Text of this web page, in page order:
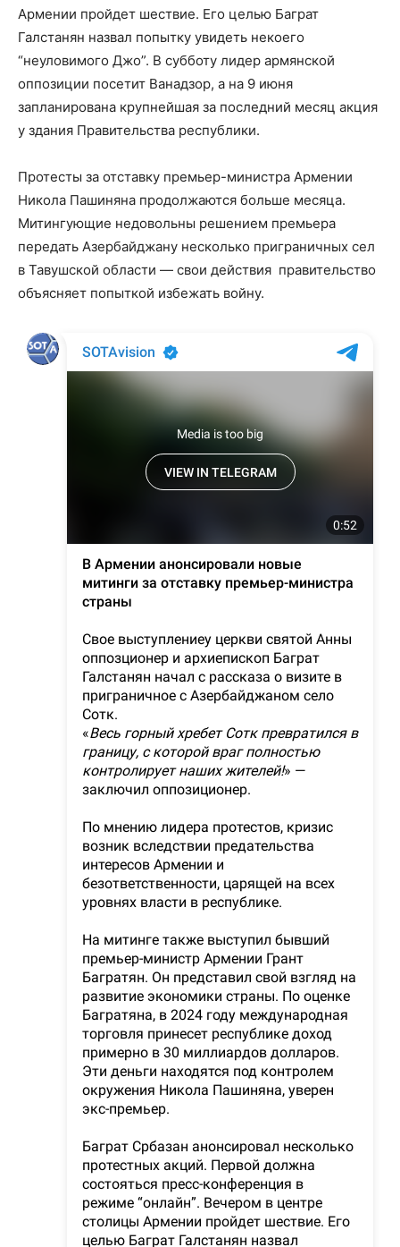
Армении пройдет шествие. Его целью Баграт
Галстанян назвал попытку увидеть некоего
“неуловимого Джо”. В субботу лидер армянской
оппозиции посетит Ванадзор, а на 9 июня
запланирована крупнейшая за последний месяц акция
у здания Правительства республики.
Протесты за отставку премьер-министра Армении
Никола Пашиняна продолжаются больше месяца.
Митингующие недовольны решением премьера
передать Азербайджану несколько приграничных сел
в Тавушской области — свои действия правительство
объясняет попыткой избежать войну.